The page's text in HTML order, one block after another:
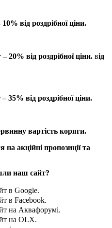
від роздрібної ціни.
20% від роздрібної ціни. від
від роздрібної ціни.
вартість коряги.
акційні пропозиції та
наш сайт?
в Google.
в Facebook.
на Аквафорумі.
на OLX.